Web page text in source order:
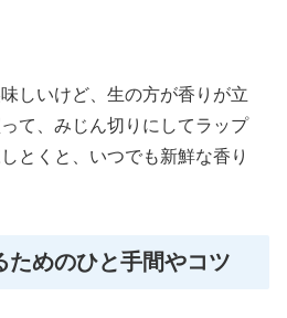
しいけど、生の方が香りが立
て、みじん切りにしてラップ
とくと、いつでも新鮮な香り
ためのひと手間やコツ